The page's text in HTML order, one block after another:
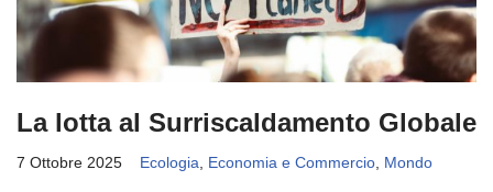
La lotta al Surriscaldamento Globale
7 Ottobre 2025 Ecologia Economia e Commercio Mondo